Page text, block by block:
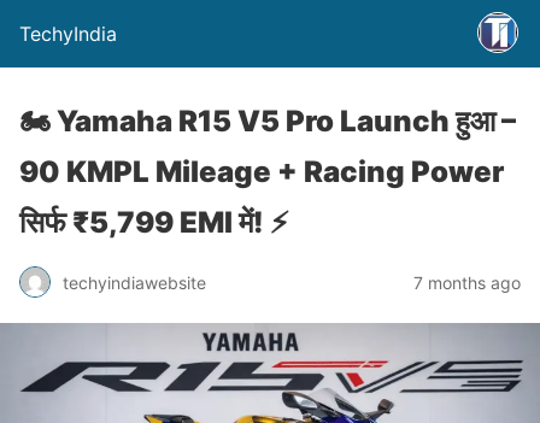
TechyIndia
🏍️ Yamaha R15 V5 Pro Launch हुआ –
90 KMPL Mileage + Racing Power
सिर्फ ₹5,799 EMI में! ⚡
techyindiawebsite 7 months ago